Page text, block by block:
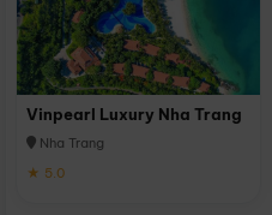
Vinpearl Luxury Nha Trang
Nha Trang
★ 5.0